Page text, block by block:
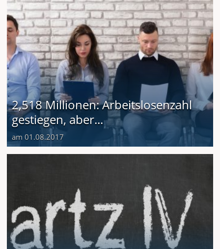
2,518 Millionen: Arbeitslosenzahl
gestiegen, aber...
am 01.08.2017